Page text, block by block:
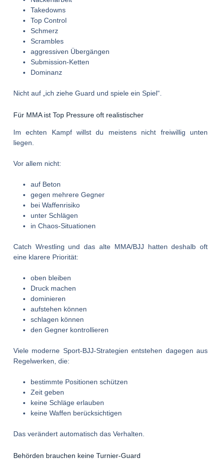
Takedowns
Top Control
Schmerz
Scrambles
aggressiven Übergängen
Submission-Ketten
Dominanz
Nicht auf „ich ziehe Guard und spiele ein Spiel“.
Für MMA ist Top Pressure oft realistischer
Im echten Kampf willst du meistens nicht freiwillig unten
liegen.
Vor allem nicht:
auf Beton
gegen mehrere Gegner
bei Waffenrisiko
unter Schlägen
in Chaos-Situationen
Catch Wrestling und das alte MMA/BJJ hatten deshalb oft
eine klarere Priorität:
oben bleiben
Druck machen
dominieren
aufstehen können
schlagen können
den Gegner kontrollieren
Viele moderne Sport-BJJ-Strategien entstehen dagegen aus
Regelwerken, die:
bestimmte Positionen schützen
Zeit geben
keine Schläge erlauben
keine Waffen berücksichtigen
Das verändert automatisch das Verhalten.
Behörden brauchen keine Turnier-Guard